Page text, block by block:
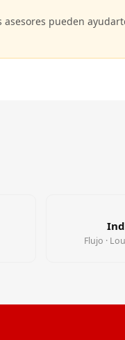
pueden
Flujo ·